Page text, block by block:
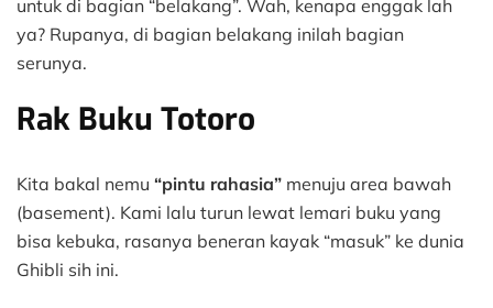
untuk di bagian “belakang”. Wah, kenapa enggak lah
ya? Rupanya, di bagian belakang inilah bagian
serunya.
Rak Buku Totoro
Kita bakal nemu “pintu rahasia” menuju area bawah
(basement). Kami lalu turun lewat lemari buku yang
bisa kebuka, rasanya beneran kayak “masuk” ke dunia
Ghibli sih ini.